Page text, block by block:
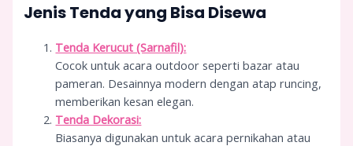
Jenis Tenda yang Bisa Disewa
Tenda Kerucut (Sarnafil):
Cocok untuk acara outdoor seperti bazar atau
pameran. Desainnya modern dengan atap runcing,
memberikan kesan elegan.
Tenda Dekorasi:
Biasanya digunakan untuk acara pernikahan atau